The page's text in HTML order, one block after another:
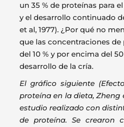
un 35 % de proteínas para
y el desarrollo continuado
et al, 1977). ¿Por qué no
que las concentraciones
del 10 % y por encima del
desarrollo de la cría.
El gráfico siguiente
proteína en la dieta, Zheng
estudio realizado con
de proteína. Se crearon